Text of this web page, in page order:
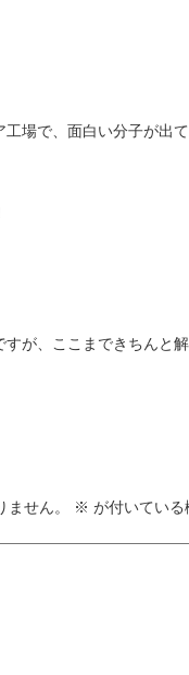
場で、面白い分子が出
が、ここまできちんと
せん。 ※ が付いてい